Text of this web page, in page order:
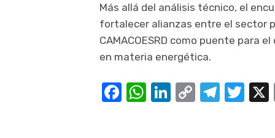
Más allá del análisis técnico, el
fortalecer alianzas entre el sector
CAMACOESRD como puente para
en materia energética.
Facebook
WhatsApp
LinkedIn
Copy